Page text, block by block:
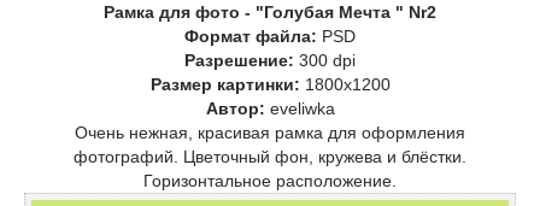
Рамка для фото - "Голубая Мечта " Nr2
Формат файла: PSD
Разрешение: 300 dpi
Размер картинки: 1800х1200
Автор: eveliwka
Очень нежная, красивая рамка для оформления
фотографий. Цветочный фон, кружева и блёстки.
Горизонтальное расположение.